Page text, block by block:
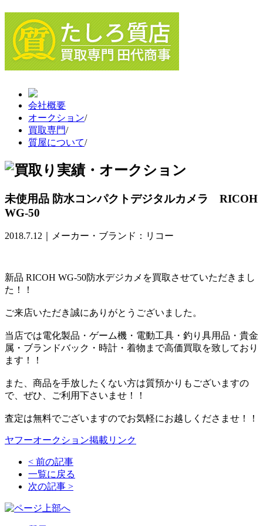
会社概要
オークション/
買取専門/
質屋について/
未使用品 防水コンパクトデジタルカメラ RICOH
WG-50
2018.7.12｜メーカー・ブランド：リコー
新品 RICOH WG-50防水デジカメを買取させていただきまし
た！！
ご来店いただき誠にありがとうございました。
当店では電化製品・ゲーム機・電動工具・釣り具用品・貴金
属・ブランドバック・時計・着物まで高価買取を致しており
ます！！
また、商品を手放したくない方は質預かりもございますの
で、ぜひ、ご利用下さいませ！！
査定は無料でございますのでお気軽にお越しくださませ！！
ヤフーオークション掲載リンク
< 前の記事
一覧に戻る
次の記事 >